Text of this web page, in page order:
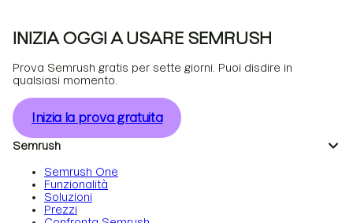
INIZIA OGGI A USARE SEMRUSH
Prova Semrush gratis per sette giorni. Puoi disdire in
qualsiasi momento.
Inizia la prova gratuita
Semrush
Semrush One
Funzionalità
Soluzioni
Prezzi